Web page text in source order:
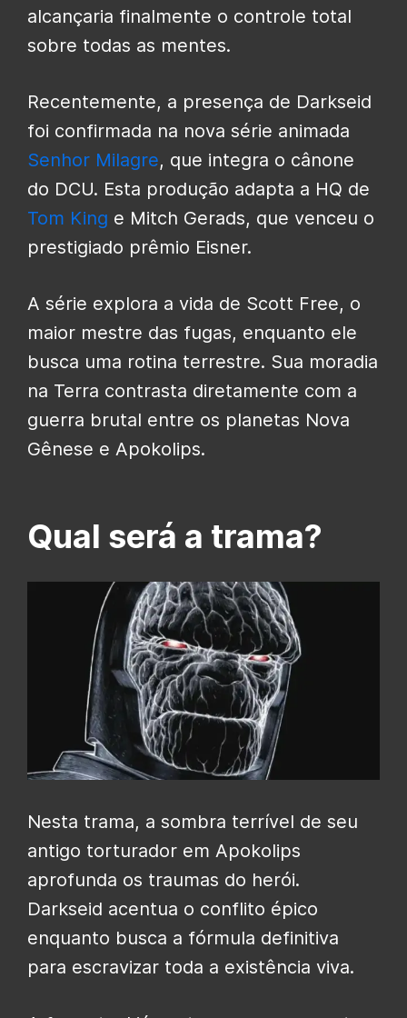
alcançaria finalmente o controle total
sobre todas as mentes.
Recentemente, a presença de Darkseid
foi confirmada na nova série animada
Senhor Milagre, que integra o cânone
do DCU. Esta produção adapta a HQ de
Tom King e Mitch Gerads, que venceu o
prestigiado prêmio Eisner.
A série explora a vida de Scott Free, o
maior mestre das fugas, enquanto ele
busca uma rotina terrestre. Sua moradia
na Terra contrasta diretamente com a
guerra brutal entre os planetas Nova
Gênese e Apokolips.
Qual será a trama?
Nesta trama, a sombra terrível de seu
antigo torturador em Apokolips
aprofunda os traumas do herói.
Darkseid acentua o conflito épico
enquanto busca a fórmula definitiva
para escravizar toda a existência viva.